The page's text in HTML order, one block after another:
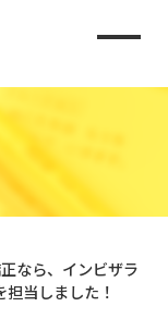
なら、インビザラ
当しました！